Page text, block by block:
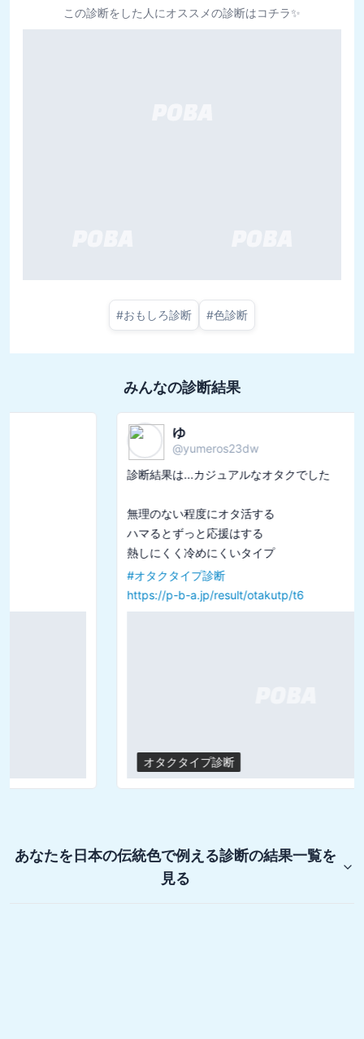
この診断をした人にオススメの診断はコチラ✨
#おもしろ診断 #色診断
みんなの診断結果
yumeros23dw
診断結果は...カジュアルなオタクでした
無理のない程度にオタ活する
ハマるとずっと応援はする
https://p-b-a.jp/result/otakutp/t6
あなたを日本の伝統色で例える診断の結果一覧を
見る